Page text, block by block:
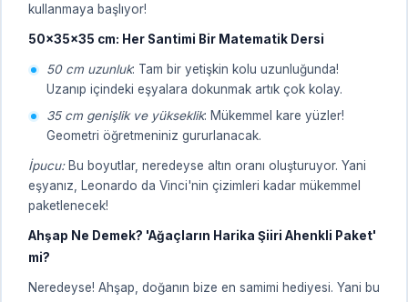
kullanmaya başlıyor!
50x35x35 cm: Her Santimi Bir Matematik Dersi
50 cm uzunluk: Tam bir yetişkin kolu uzunluğunda!
Uzanıp içindeki eşyalara dokunmak artık çok kolay.
35 cm genişlik ve yükseklik: Mükemmel kare yüzler!
Geometri öğretmeniniz gururlanacak.
İpucu:Bu boyutlar, neredeyse altın oranı oluşturuyor. Yani
eşyanız, Leonardo da Vinci'nin çizimleri kadar mükemmel
paketlenecek!
Ahşap Ne Demek? 'Ağaçların Harika Şiiri Ahenkli Paket'
mi?
Neredeyse! Ahşap, doğanın bize en samimi hediyesi. Yani bu